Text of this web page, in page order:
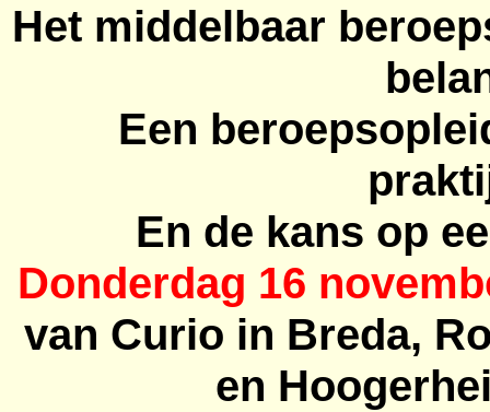
Het middelbaar
Een
En de kans op
Donderdag 16
van Curio in Breda,
en